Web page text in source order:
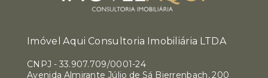
Imóvel Aqui Consultoria Imobiliária LTDA
CNPJ - 33.907.709/0001-24
Avenida Almirante Júlio de Sá Bierrenbach, 200